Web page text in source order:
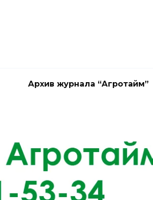
Архив журнала “Агротайм”